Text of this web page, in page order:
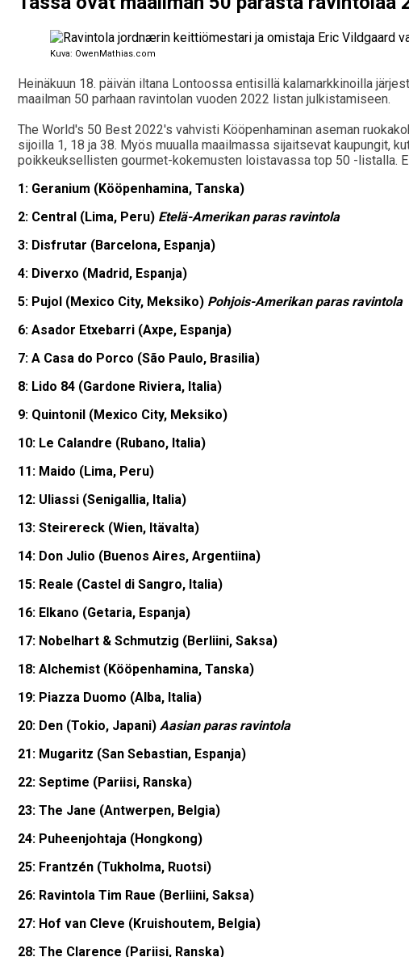
Kuva: OwenMathias.com
Heinäkuun 18. päivän iltana Lontoossa entisillä kalamarkkinoilla
maailman 50 parhaan ravintolan vuoden 2022 listan julkistamiseen.
The World's 50 Best 2022's vahvisti Kööpenhaminan aseman
sijoilla 1, 18 ja 38. Myös muualla maailmassa sijaitsevat kaupungit,
poikkeuksellisten gourmet-kokemusten loistavassa top 50 -listalla.
1: Geranium (Kööpenhamina, Tanska)
2: Central (Lima, Peru) Etelä-Amerikan paras ravintola
3: Disfrutar (Barcelona, Espanja)
4: Diverxo (Madrid, Espanja)
5: Pujol (Mexico City, Meksiko) Pohjois-Amerikan paras ravintola
6: Asador Etxebarri (Axpe, Espanja)
7: A Casa do Porco (São Paulo, Brasilia)
8: Lido 84 (Gardone Riviera, Italia)
9: Quintonil (Mexico City, Meksiko)
10: Le Calandre (Rubano, Italia)
11: Maido (Lima, Peru)
12: Uliassi (Senigallia, Italia)
13: Steirereck (Wien, Itävalta)
14: Don Julio (Buenos Aires, Argentiina)
15: Reale (Castel di Sangro, Italia)
16: Elkano (Getaria, Espanja)
17: Nobelhart & Schmutzig (Berliini, Saksa)
18: Alchemist (Kööpenhamina, Tanska)
19: Piazza Duomo (Alba, Italia)
20: Den (Tokio, Japani) Aasian paras ravintola
21: Mugaritz (San Sebastian, Espanja)
22: Septime (Pariisi, Ranska)
23: The Jane (Antwerpen, Belgia)
24: Puheenjohtaja (Hongkong)
25: Frantzén (Tukholma, Ruotsi)
26: Ravintola Tim Raue (Berliini, Saksa)
27: Hof van Cleve (Kruishoutem, Belgia)
28: The Clarence (Pariisi, Ranska)